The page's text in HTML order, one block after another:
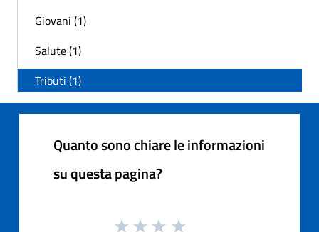
Giovani (1)
Salute (1)
Tributi (1)
Quanto sono chiare le informazioni
su questa pagina?